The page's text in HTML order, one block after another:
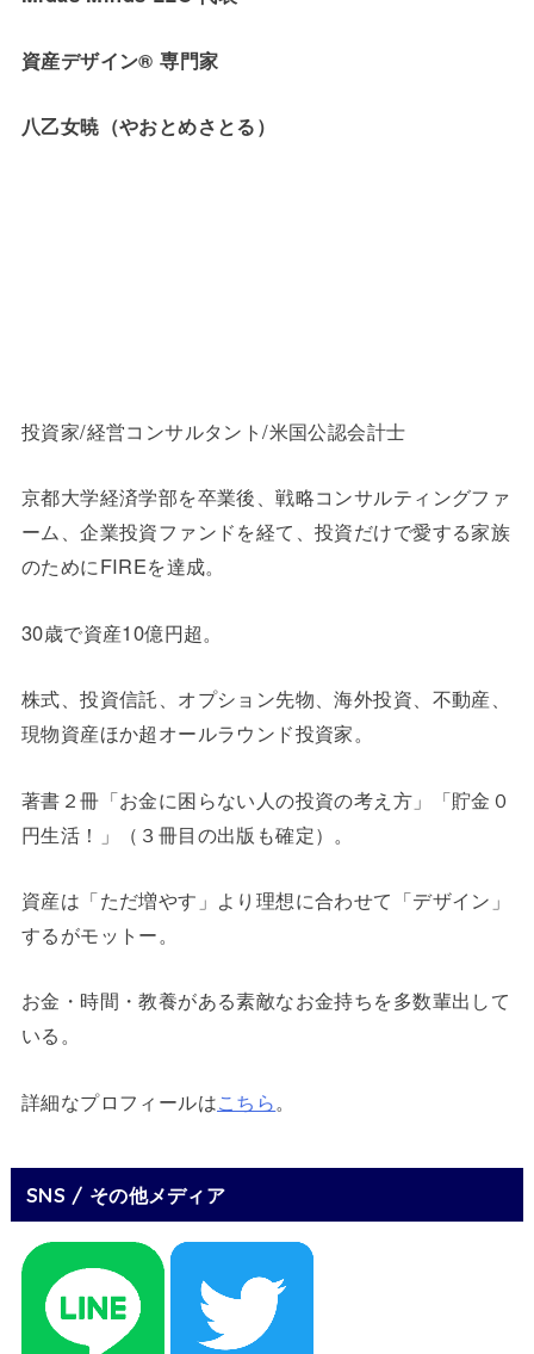
資産デザイン® 専門家
八乙女暁（やおとめさとる）
投資家/経営コンサルタント/米国公認会計士
京都大学経済学部を卒業後、戦略コンサルティングファ
ーム、企業投資ファンドを経て、投資だけで愛する家族
のためにFIREを達成。
30歳で資産10億円超。
株式、投資信託、オプション先物、海外投資、不動産、
現物資産ほか超オールラウンド投資家。
著書２冊「お金に困らない人の投資の考え方」「貯金０
円生活！」（３冊目の出版も確定）。
資産は「ただ増やす」より理想に合わせて「デザイン」
するがモットー。
お金・時間・教養がある素敵なお金持ちを多数輩出して
いる。
詳細なプロフィールはこちら。
SNS / その他メディア